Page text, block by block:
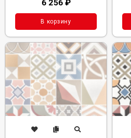
6 256 ₽
В корзину